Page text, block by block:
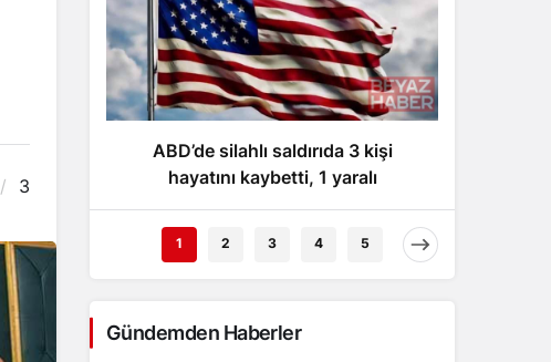
Gece Modu
Gece modunu seçin.
Sistem Modu
Sistem modunu seçin.
3
ABD’de silahlı saldırıda 3 kişi
hayatını kaybetti, 1 yaralı
1 2 3 4 5
Gündemden Haberler